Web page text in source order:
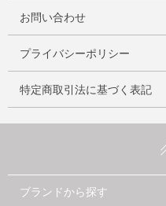
お問い合わせ
プライバシーポリシー
特定商取引法に基づく表記
ブランドから探す